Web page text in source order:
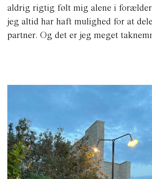
aldrig rigtig følt mig alene i
jeg altid har haft mulighed for at
partner. Og det er jeg meget